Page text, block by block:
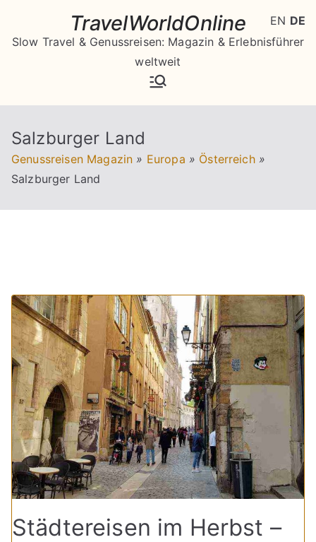
springen
TravelWorldOnline
Slow Travel & Genussreisen: Magazin & Erlebnisführer
weltweit
Salzburger Land
Genussreisen Magazin » Europa » Österreich »
Salzburger Land
Städtereisen im Herbst –
EN DE